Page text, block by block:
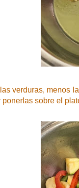
verduras, menos
sobre el